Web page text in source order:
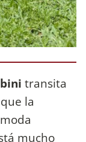
transita
la
mucho